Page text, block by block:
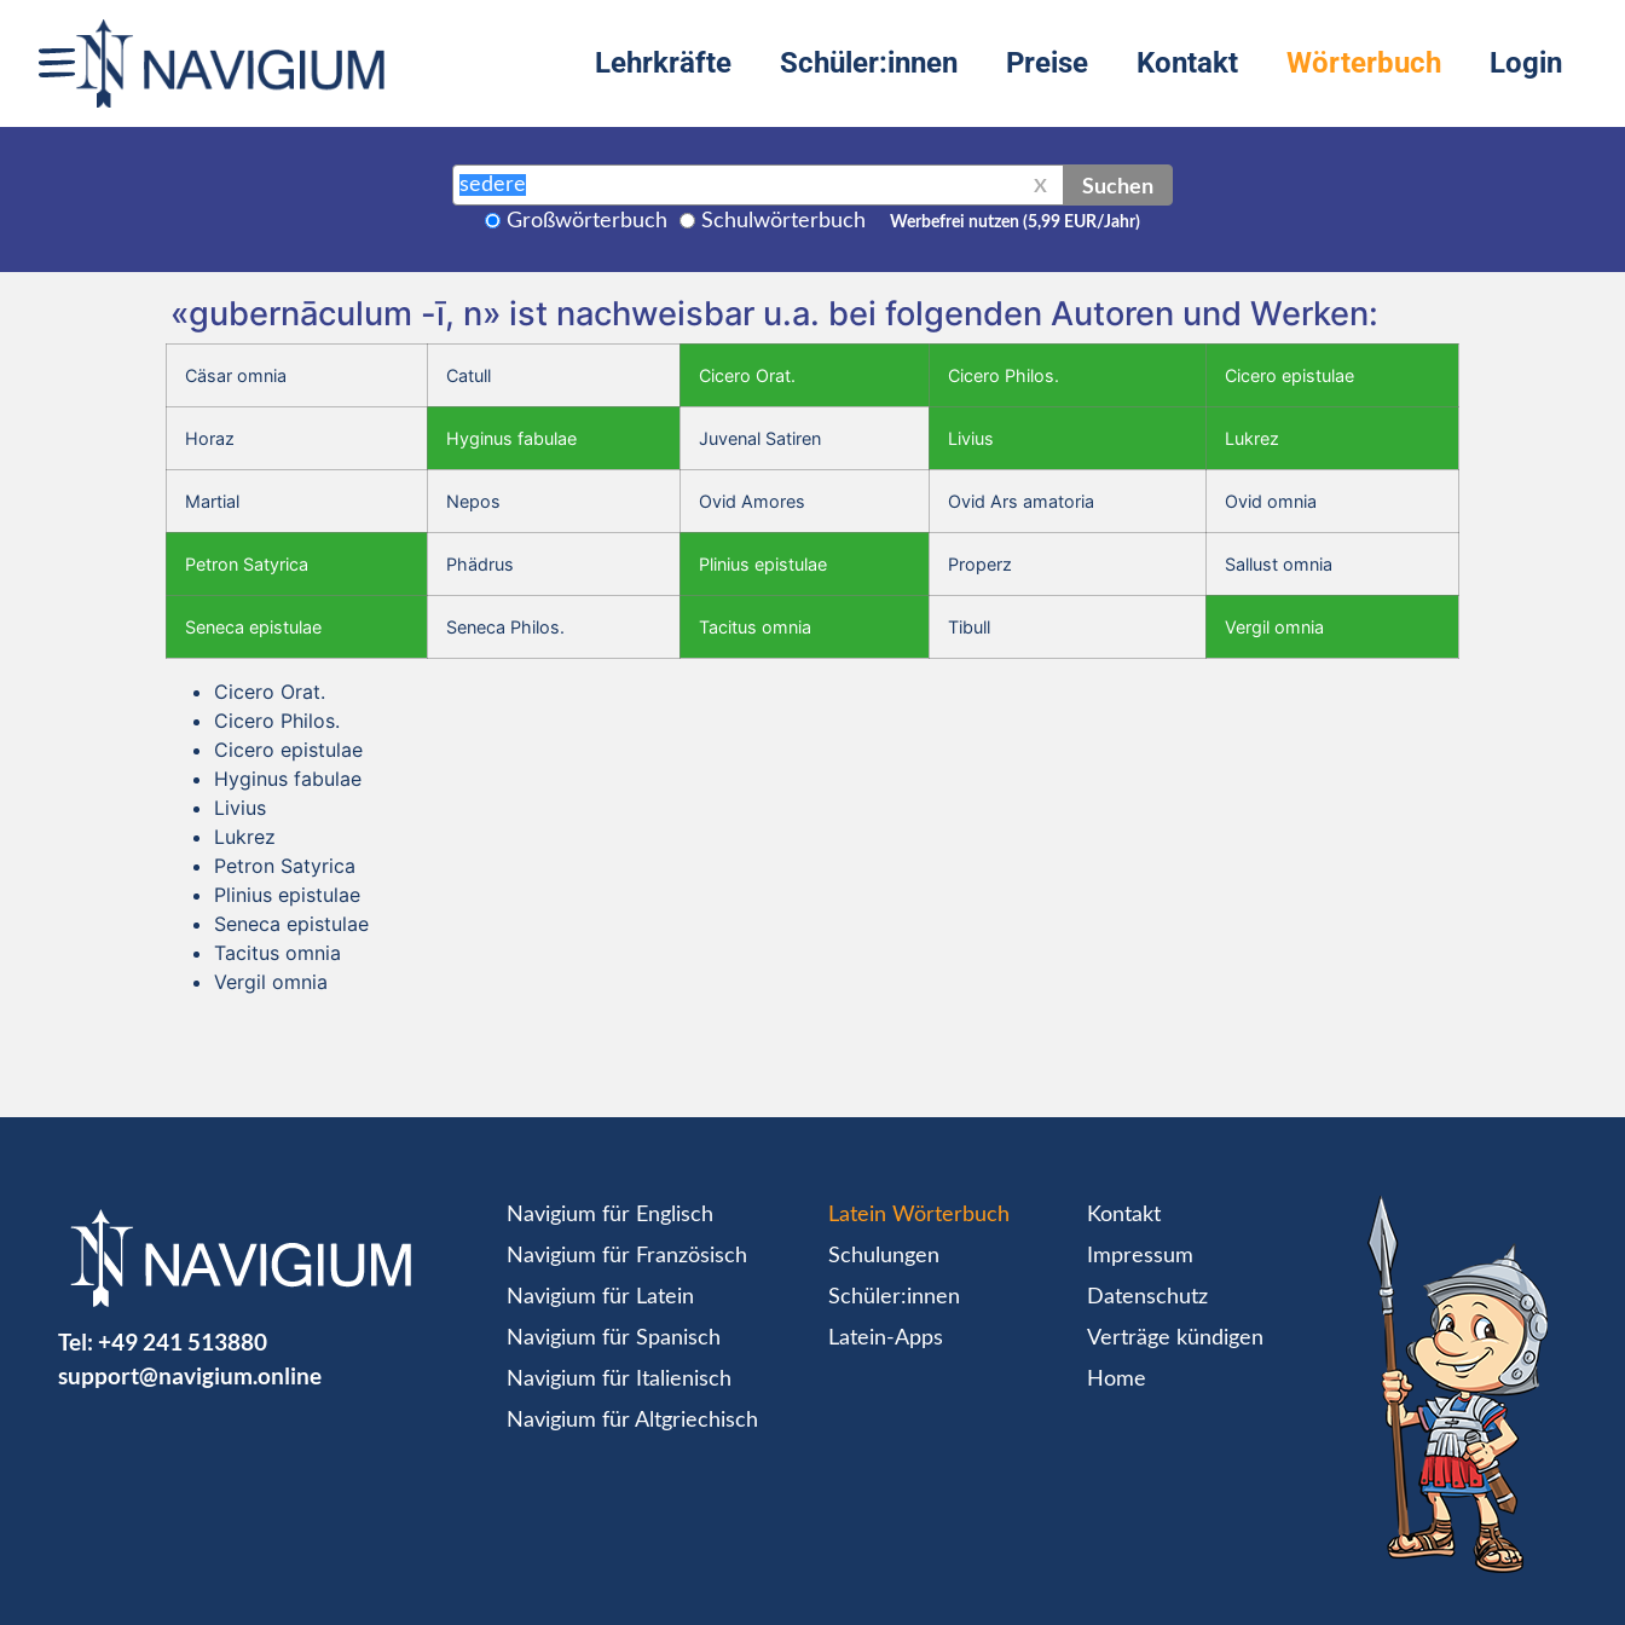
Lehrkräfte Schüler:innen Preise Kontakt Wörterbuch Login
X Suchen
Großwörterbuch Schulwörterbuch Werbefrei nutzen (5,99 EUR/Jahr)
«gubernāculum -ī, n» ist nachweisbar u.a. bei folgenden Autoren und Werken:
Cäsar omnia Catull Cicero Orat. Cicero Philos. Cicero epistulae
Horaz Hyginus fabulae Juvenal Satiren Livius Lukrez
Martial Nepos Ovid Amores Ovid Ars amatoria Ovid omnia
Petron Satyrica Phädrus Plinius epistulae Properz Sallust omnia
Seneca epistulae Seneca Philos. Tacitus omnia Tibull Vergil omnia
Cicero Orat.
Cicero Philos.
Cicero epistulae
Hyginus fabulae
Livius
Lukrez
Petron Satyrica
Plinius epistulae
Seneca epistulae
Tacitus omnia
Vergil omnia
Tel: +49 241 513880
support@navigium.online
Navigium für Englisch
Navigium für Französisch
Navigium für Latein
Navigium für Spanisch
Navigium für Italienisch
Navigium für Altgriechisch
Latein Wörterbuch
Schulungen
Schüler:innen
Latein-Apps
Kontakt
Impressum
Datenschutz
Verträge kündigen
Home